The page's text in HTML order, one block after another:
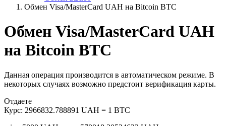
Обмен Visa/MasterCard UAH на Bitcoin BTC
Обмен Visa/MasterCard UAH
на Bitcoin BTC
Данная операция производится в автоматическом режиме. В
некоторых случаях возможно предстоит верификация карты.
Отдаете
Курс: 2966832.788891 UAH = 1 BTC